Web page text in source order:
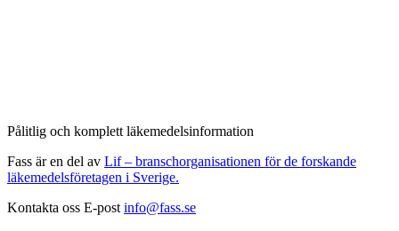
Pålitlig och komplett läkemedelsinformation
Fass är en del av Lif – branschorganisationen för de forskande
läkemedelsföretagen i Sverige.
Kontakta oss E-post info@fass.se